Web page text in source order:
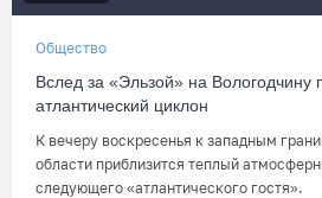
Общество
Вслед за «Эльзой» на Вологодчину
атлантический циклон
К вечеру воскресенья к западным
области приблизится теплый
следующего «атлантического гостя».